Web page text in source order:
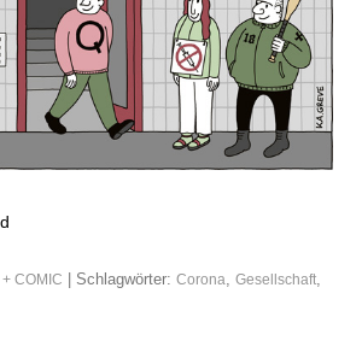
COMIC | Schlagwörter: Corona, Gesellschaft,